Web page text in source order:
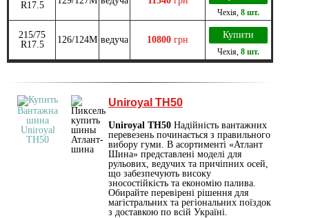
R17.5
Чехія 8 шт.
215/75
R17.5
126/124M ведуча 10800 грн Купити
Чехія 8 шт.
Uniroyal TH50
Uniroyal TH50 Надійність вантажних
перевезень починається з правильного
вибору гуми. В асортименті «Атлант
Шина» представлені моделі для
рульових, ведучих та причіпних осей,
що забезпечують високу
зносостійкість та економію палива.
Обирайте перевірені рішення для
магістральних та регіональних поїздок
з доставкою по всій Україні.